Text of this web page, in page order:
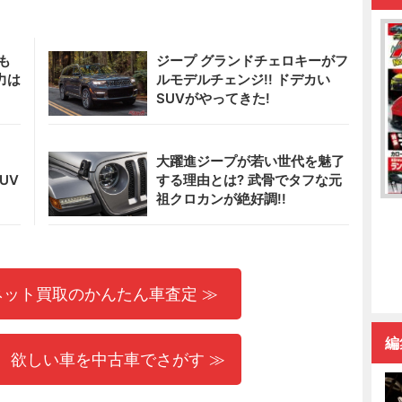
は
ジープ グランドチェロキーがフ
ルモデルチェンジ!! ドデカい
SUVがやってきた!
大躍進ジープが若い世代を魅了
する理由とは? 武骨でタフな元
祖クロカンが絶好調!!
ト買取のかんたん車査定 ≫
欲しい車を中古車でさがす ≫